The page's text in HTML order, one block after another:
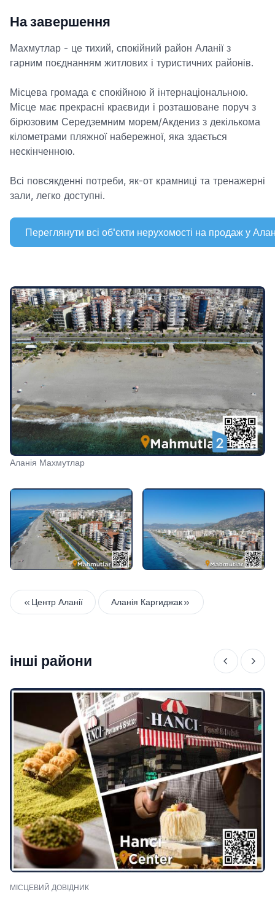
На завершення
Махмутлар - це тихий, спокійний район Аланії з
гарним поєднанням житлових і туристичних районів.
Місцева громада є спокійною й інтернаціональною.
Місце має прекрасні краєвиди і розташоване поруч з
бірюзовим Середземним морем/Акдениз з декількома
кілометрами пляжної набережної, яка здається
нескінченною.
Всі повсякденні потреби, як-от крамниці та тренажерні
зали, легко доступні.
Переглянути всі об'єкти нерухомості на продаж у
Аланія Махмутлар
Центр Аланії Аланія Каргиджак
інші райони
МІСЦЕВИЙ ДОВІДНИК